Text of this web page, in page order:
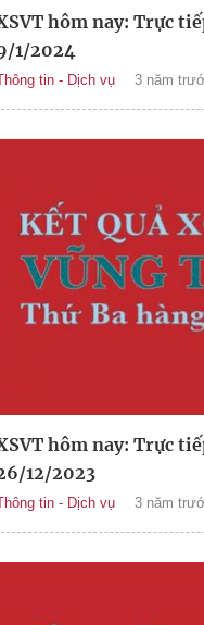
hôm nay: Trực
1/2024
tin - Dịch vụ 3 năm
hôm nay: Trực
12/2023
tin - Dịch vụ 3 năm